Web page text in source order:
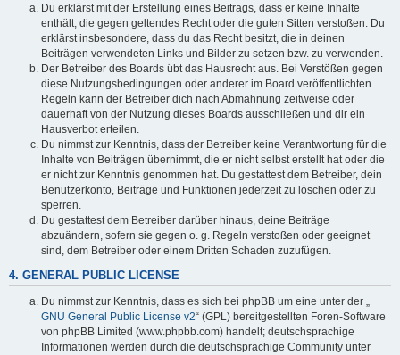
Du erklärst mit der Erstellung eines Beitrags, dass er keine Inhalte
enthält, die gegen geltendes Recht oder die guten Sitten verstoßen. Du
erklärst insbesondere, dass du das Recht besitzt, die in deinen
Beiträgen verwendeten Links und Bilder zu setzen bzw. zu verwenden.
Der Betreiber des Boards übt das Hausrecht aus. Bei Verstößen gegen
diese Nutzungsbedingungen oder anderer im Board veröffentlichten
Regeln kann der Betreiber dich nach Abmahnung zeitweise oder
dauerhaft von der Nutzung dieses Boards ausschließen und dir ein
Hausverbot erteilen.
Du nimmst zur Kenntnis, dass der Betreiber keine Verantwortung für die
Inhalte von Beiträgen übernimmt, die er nicht selbst erstellt hat oder die
er nicht zur Kenntnis genommen hat. Du gestattest dem Betreiber, dein
Benutzerkonto, Beiträge und Funktionen jederzeit zu löschen oder zu
sperren.
Du gestattest dem Betreiber darüber hinaus, deine Beiträge
abzuändern, sofern sie gegen o. g. Regeln verstoßen oder geeignet
sind, dem Betreiber oder einem Dritten Schaden zuzufügen.
4. GENERAL PUBLIC LICENSE
Du nimmst zur Kenntnis, dass es sich bei phpBB um eine unter der „
GNU General Public License v2“ (GPL) bereitgestellten Foren-Software
von phpBB Limited (www.phpbb.com) handelt; deutschsprachige
Informationen werden durch die deutschsprachige Community unter